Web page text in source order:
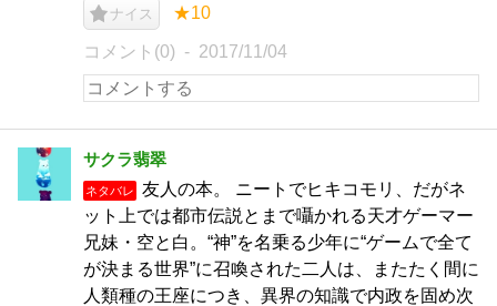
ナイス ★10
コメント(0) 2017/11/04
サクラ翡翠
ネタバレ
友人の本。 ニートでヒキコモリ、だがネ
ット上では都市伝説とまで囁かれる天才ゲーマー
兄妹・空と白。“神”を名乗る少年に“ゲームで全て
が決まる世界”に召喚された二人は、またたく間に
人類種の王座につき、異界の知識で内政を固め次